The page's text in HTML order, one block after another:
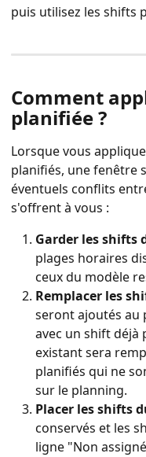
puis utilisez les shifts
Comment
planifiée ?
Lorsque vous
planifiés, une fenêtre
éventuels conflits
s'offrent à vous :
Garder les shifts
plages horaires
ceux du modèle
Remplacer les
seront ajoutés au
avec un shift déjà
existant sera
planifiés qui ne
sur le planning.
Placer les shifts
conservés et les
ligne "Non